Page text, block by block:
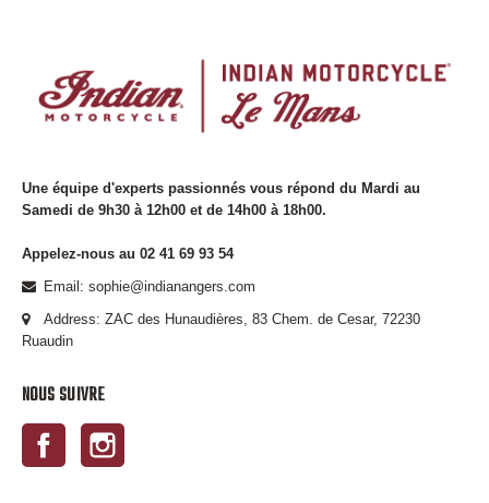
Une équipe d'experts passionnés vous répond du Mardi au
Samedi de 9h30 à 12h00 et de 14h00 à 18h00.
Appelez-nous au 02 41 69 93 54
Email: sophie@indianangers.com
Address: ZAC des Hunaudières, 83 Chem. de Cesar, 72230
Ruaudin
NOUS SUIVRE
Facebook